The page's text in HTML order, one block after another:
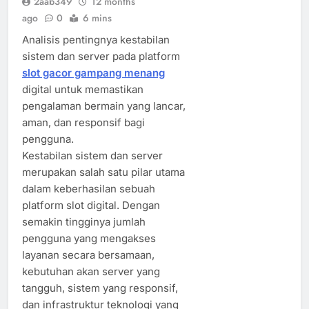
ago
0 6 mins
Analisis pentingnya kestabilan
sistem dan server pada platform
slot gacor gampang menang
digital untuk memastikan
pengalaman bermain yang lancar,
aman, dan responsif bagi
pengguna.
Kestabilan sistem dan server
merupakan salah satu pilar utama
dalam keberhasilan sebuah
platform slot digital. Dengan
semakin tingginya jumlah
pengguna yang mengakses
layanan secara bersamaan,
kebutuhan akan server yang
tangguh, sistem yang responsif,
dan infrastruktur teknologi yang